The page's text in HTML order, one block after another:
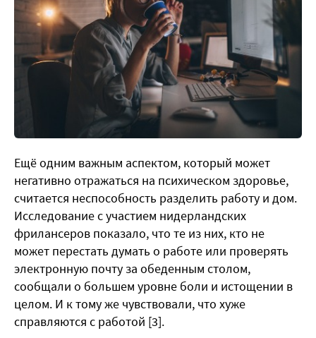
Ещё одним важным аспектом, который может
негативно отражаться на психическом здоровье,
считается неспособность разделить работу и дом.
Исследование с участием нидерландских
фрилансеров показало, что те из них, кто не
может перестать думать о работе или проверять
электронную почту за обеденным столом,
сообщали о большем уровне боли и истощении в
целом. И к тому же чувствовали, что хуже
справляются с работой [3].